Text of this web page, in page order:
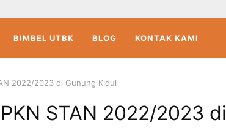
BIMBEL UTBK BLOG KONTAK KAMI
2022/2023 di Gunung Kidul
STAN 2022/2023 di